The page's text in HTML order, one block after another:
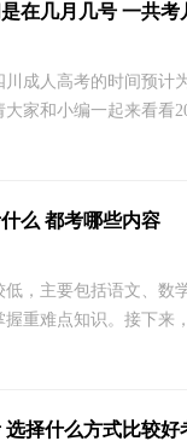
在几月几号 一共考
成人高考的时间预计
家和小编一起来看看
么 都考哪些内容
，主要包括语文、
重难点知识。接下来
选择什么方式比较好